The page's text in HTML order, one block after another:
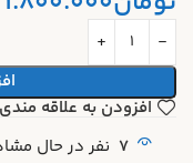
افزودن به علاقه مندی
7 نفر در حال